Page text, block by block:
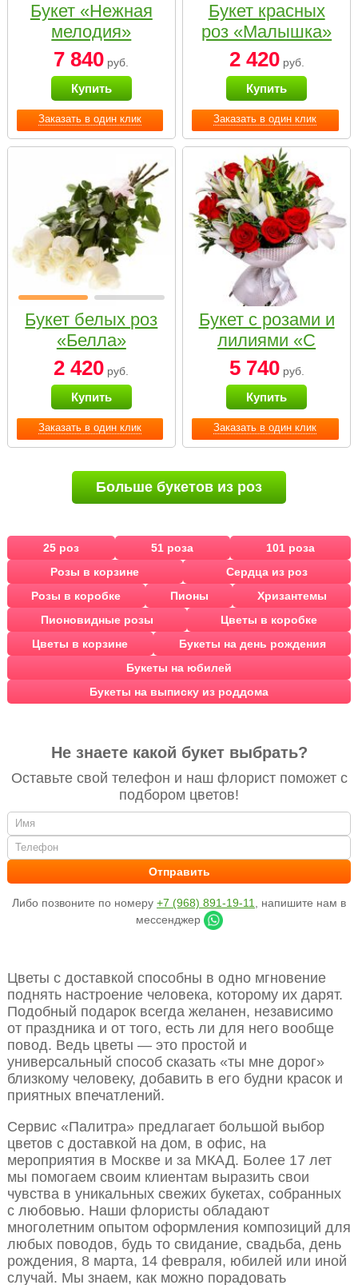
Заказать в один клик
Букет «Нежная
мелодия»
7 840 руб.
Купить
Заказать в один клик
Букет красных
роз «Малышка»
2 420руб.
Купить
Заказать в один клик
Букет белых роз
«Белла»
2 420 руб.
Купить
Заказать в один клик
Букет с розами и
лилиями «С
наилучшими
пожеланиями»
5 740руб.
Купить
Больше букетов из роз
25 роз 51 роза
101 роза
Розы в корзине
Сердца из роз
Розы в коробке
Пионы
Хризантемы
Пионовидные розы
Цветы в коробке
Цветы в корзине
Букеты на день рождения
Букеты на юбилей
Букеты на выписку из роддома
Не знаете какой букет выбрать?
Оставьте свой телефон и наш флорист поможет с
подбором цветов!
Либо позвоните по номеру +7 (968) 891-19-11
, напишите нам в
мессенджер
Цветы с доставкой способны в одно мгновение
поднять настроение человека, которому их дарят.
Подобный подарок всегда желанен, независимо
от праздника и от того, есть ли для него вообще
повод. Ведь цветы — это простой и
универсальный способ сказать «ты мне дорог»
близкому человеку, добавить в его будни красок и
приятных впечатлений.
Сервис «Палитра» предлагает большой выбор
цветов с доставкой на дом, в офис, на
мероприятия в Москве и за МКАД. Более 17 лет
мы помогаем своим клиентам выразить свои
чувства в уникальных свежих букетах, собранных
с любовью. Наши флористы обладают
многолетним опытом оформления композиций для
любых поводов, будь то свидание, свадьба, день
рождения, 8 марта, 14 февраля, юбилей или иной
случай. Мы знаем, как можно порадовать